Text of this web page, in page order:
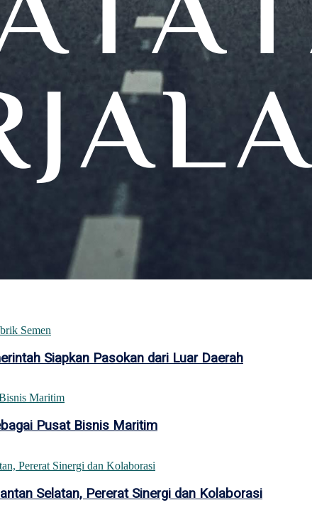
Siapkan Pasokan dari Luar Daerah
Pusat Bisnis Maritim
Selatan, Pererat Sinergi dan Kolaborasi